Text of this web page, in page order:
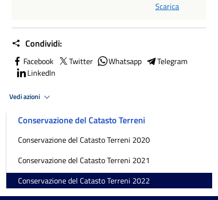
Scarica
Condividi:
Facebook Twitter Whatsapp
Telegram
LinkedIn
Vedi azioni
Conservazione del Catasto Terreni
Conservazione del Catasto Terreni 2020
Conservazione del Catasto Terreni 2021
Conservazione del Catasto Terreni 2022